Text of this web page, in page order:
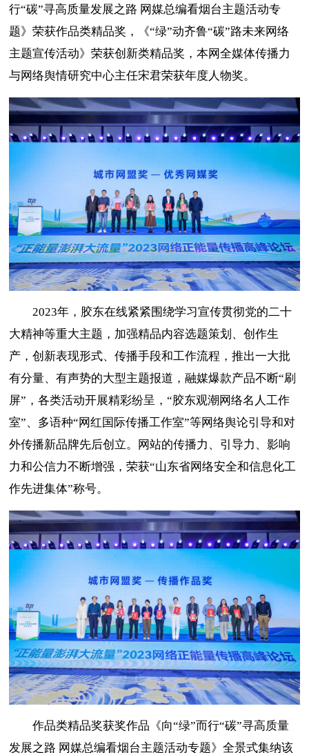
行“碳”寻高质量发展之路 网媒总编看烟台主题活动专
题》荣获作品类精品奖，《“绿”动齐鲁“碳”路未来网络
主题宣传活动》荣获创新类精品奖，本网全媒体传播力
与网络舆情研究中心主任宋君荣获年度人物奖。
2023年，胶东在线紧紧围绕学习宣传贯彻党的二十
大精神等重大主题，加强精品内容选题策划、创作生
产，创新表现形式、传播手段和工作流程，推出一大批
有分量、有声势的大型主题报道，融媒爆款产品不断“刷
屏”，各类活动开展精彩纷呈，“胶东观潮网络名人工作
室”、多语种“网红国际传播工作室”等网络舆论引导和对
外传播新品牌先后创立。网站的传播力、引导力、影响
力和公信力不断增强，荣获“山东省网络安全和信息化工
作先进集体”称号。
作品类精品奖获奖作品《向“绿”而行“碳”寻高质量
发展之路 网媒总编看烟台主题活动专题》全景式集纳该